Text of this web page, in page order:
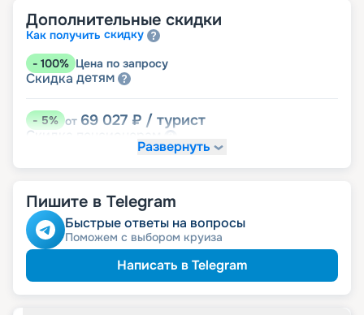
Дополнительные скидки
Как получить скидку
- 100% Цена по запросу
Скидка детям
-5% от 69 027 ₽ / турист
Скидка
Развернуть
Пишите в Telegram
Быстрые ответы на вопросы
Поможем с выбором круиза
Написать в Telegram